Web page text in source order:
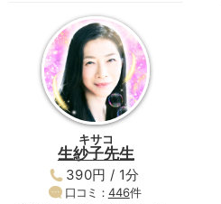
キサコ
生紗子先生
390円 / 1分
口コミ： 446件